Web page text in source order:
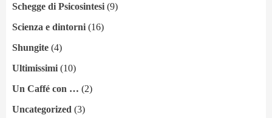
Schegge di Psicosintesi (9)
Scienza e dintorni (16)
Shungite (4)
Ultimissimi (10)
Un Caffé con … (2)
Uncategorized (3)